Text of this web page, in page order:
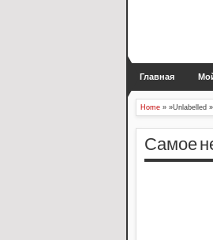
Главная
Home » »Unlabelled »
Самое